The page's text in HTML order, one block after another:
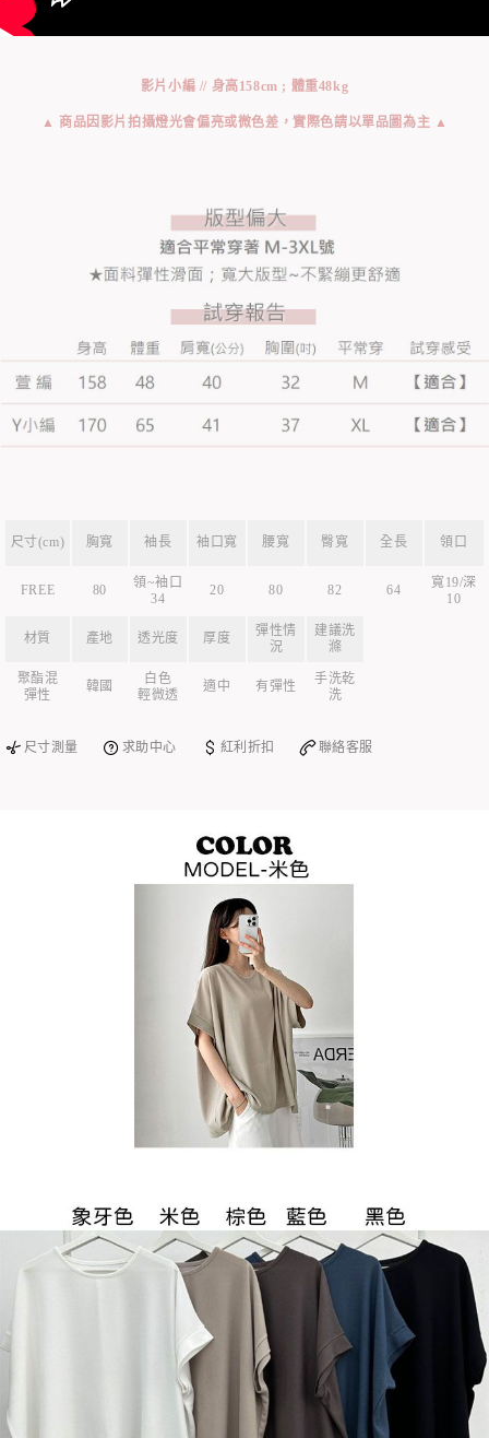
影片小編 // 身高158cm ; 體重48kg
▲ 商品因影片拍攝燈光會偏亮或微色差，實際色請以單品圖為主 ▲
尺寸(cm) 胸寬 袖長 袖口寬 腰寬 臀寬 全長 領口
FREE 80
領~袖口
34
20 80 82 64
寬19/深
10
材質 產地 透光度 厚度
彈性情
況
建議洗
滌
聚酯混
彈性
韓國
白色
輕微透
適中 有彈性
手洗乾
洗
尺寸測量 求助中心 紅利折扣 聯絡客服